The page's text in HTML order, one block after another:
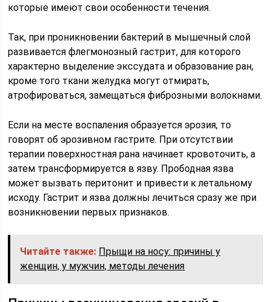
которые имеют свои особенности течения.
Так, при проникновении бактерий в мышечный слой
развивается флегмонозный гастрит, для которого
характерно выделение экссудата и образование ран,
кроме того ткани желудка могут отмирать,
атрофироваться, замещаться фиброзными волокнами.
Если на месте воспаления образуется эрозия, то
говорят об эрозивном гастрите. При отсутствии
терапии поверхностная рана начинает кровоточить, а
затем трансформируется в язву. Прободная язва
может вызвать перитонит и привести к летальному
исходу. Гастрит и язва должны лечиться сразу же при
возникновении первых признаков.
Читайте также: Прыщи на носу: причины у
женщин, у мужчин, методы лечения